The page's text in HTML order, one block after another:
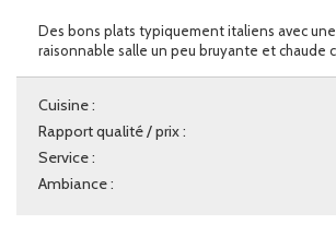
Des bons plats typiquement italiens avec
raisonnable salle un peu bruyante et chaude
Cuisine :
Rapport qualité / prix :
Service :
Ambiance :